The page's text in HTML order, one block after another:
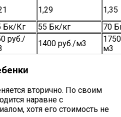
1,29
1,35
Бк/Кг 55 Бк/кг
70
руб./
1400 руб./м3
м3
вторично. По своим
наравне с
хотя его стоимость не